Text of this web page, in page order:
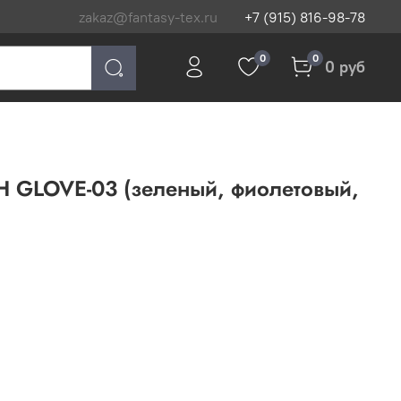
zakaz@fantasy-tex.ru +7 (915) 816-98-78
0 0 0 руб
GLOVE-03 (зеленый, фиолетовый,